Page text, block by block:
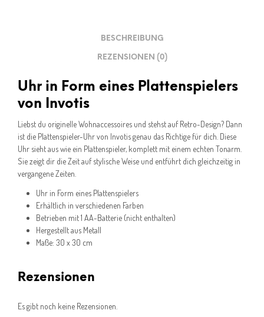
BESCHREIBUNG
REZENSIONEN (0)
Uhr in Form eines Plattenspielers
von Invotis
Liebst du originelle Wohnaccessoires und stehst auf Retro-Design? Dann
ist die Plattenspieler-Uhr von Invotis genau das Richtige für dich. Diese
Uhr sieht aus wie ein Plattenspieler, komplett mit einem echten Tonarm.
Sie zeigt dir die Zeit auf stylische Weise und entführt dich gleichzeitig in
vergangene Zeiten.
Uhr in Form eines Plattenspielers
Erhältlich in verschiedenen Farben
Betrieben mit 1 AA-Batterie (nicht enthalten)
Hergestellt aus Metall
Maße: 30 x 30 cm
Rezensionen
Es gibt noch keine Rezensionen.